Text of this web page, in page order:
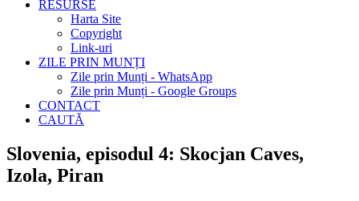
RESURSE
Harta Site
Copyright
Link-uri
ZILE PRIN MUNȚI
Zile prin Munți - WhatsApp
Zile prin Munți - Google Groups
CONTACT
CAUTĂ
Slovenia, episodul 4: Skocjan Caves,
Izola, Piran